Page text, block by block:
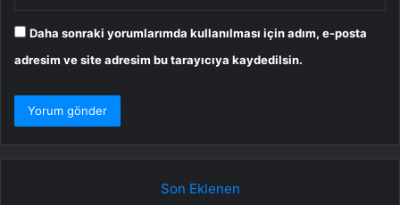
Daha sonraki yorumlarımda kullanılması için adım, e-posta
adresim ve site adresim bu tarayıcıya kaydedilsin.
Son Eklenen